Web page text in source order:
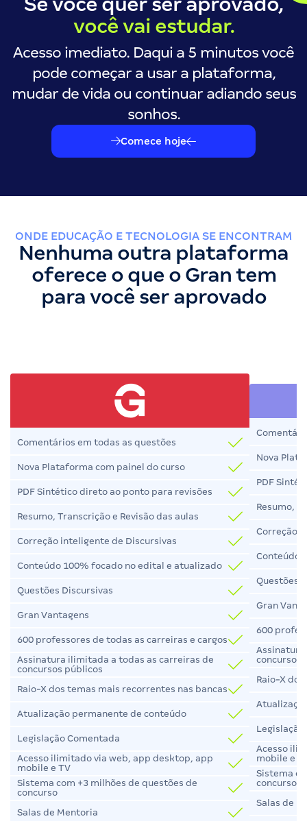
você vai estudar.
Acesso imediato. Daqui a 5 minutos você
pode começar a usar a plataforma,
mudar de vida ou continuar adiando seus
sonhos.
Comece hoje
ONDE EDUCAÇÃO E TECNOLOGIA SE ENCONTRAM
Nenhuma outra plataforma
oferece o que o Gran tem
para você ser aprovado
Comentários em todas as questões
Nova Plataforma com painel do curso
PDF Sintético direto ao ponto para revisões
Resumo, Transcrição e Revisão das aulas
Correção inteligente de Discursivas
Conteúdo 100% focado no edital e atualizado
Questões Discursivas
Gran Vantagens
600 professores de todas as carreiras e cargos
Assinatura ilimitada a todas as carreiras de
concursos públicos
Raio-X dos temas mais recorrentes nas bancas
Atualização permanente de conteúdo
Legislação Comentada
Acesso ilimitado via web, app desktop, app
mobile e TV
Sistema com +3 milhões de questões de
concurso
Salas de Mentoria
Nova
PDF
Resumo,
Correção
Conteúdo
Questões
Gran
600
concursos
Raio-X
Acesso
mobile e
Sistema
concurso
Salas de